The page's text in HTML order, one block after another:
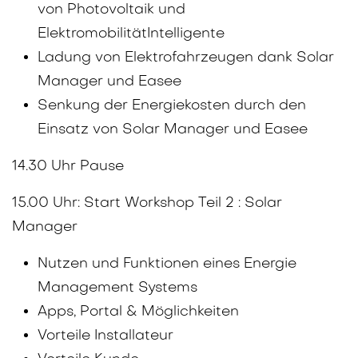
von Photovoltaik und
ElektromobilitätIntelligente
Ladung von Elektrofahrzeugen dank Solar
Manager und Easee
Senkung der Energiekosten durch den
Einsatz von Solar Manager und Easee
14.30 Uhr Pause
15.00 Uhr: Start Workshop Teil 2 : Solar
Manager
Nutzen und Funktionen eines Energie
Management Systems
Apps, Portal & Möglichkeiten
Vorteile Installateur